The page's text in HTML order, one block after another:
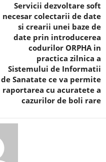
Servicii dezvoltare soft
necesar colectarii de date
si crearii unei baze de
date prin introducerea
codurilor ORPHA in
practica zilnica a
Sistemului de Informatii
de Sanatate ce va permite
raportarea cu acuratete a
cazurilor de boli rare